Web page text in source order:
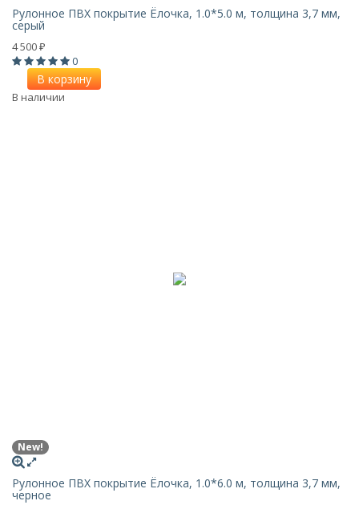
Рулонное ПВХ покрытие Ёлочка, 1.0*5.0 м, толщина 3,7 мм,
серый
4 500 ₽
0
В корзину
В наличии
New!
Рулонное ПВХ покрытие Ёлочка, 1.0*6.0 м, толщина 3,7 мм,
черное